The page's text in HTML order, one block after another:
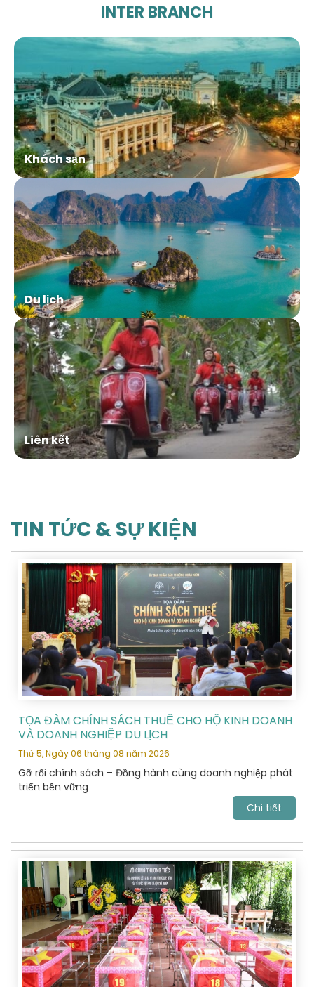
INTER BRANCH
Khách sạn
Du lịch
Liên kết
TIN TỨC & SỰ KIỆN
TỌA ĐÀM CHÍNH SÁCH THUẾ CHO HỘ KINH DOANH
VÀ DOANH NGHIỆP DU LỊCH
Thứ 5, Ngày 06 tháng 08 năm 2026
Gỡ rối chính sách – Đồng hành cùng doanh nghiệp phát
triển bền vững
Chi tiết